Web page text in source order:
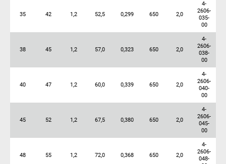
35 42 1,2 52,5 0,299 650 2,0
4-
2606-
035-
00
38 45 1,2 57,0 0,323 650 2,0
4-
2606-
038-
00
40 47 1,2 60,0 0,339 650 2,0
4-
2606-
040-
00
45 52 1,2 67,5 0,380 650 2,0
4-
2606-
045-
00
48 55 1,2 72,0 0,368 650 2,0
4-
2606-
048-